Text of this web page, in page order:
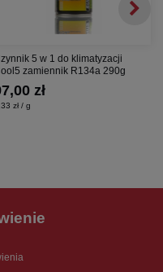
5 w 1 do klimatyzacji
zamiennik R134a 290g
zł
zł / g